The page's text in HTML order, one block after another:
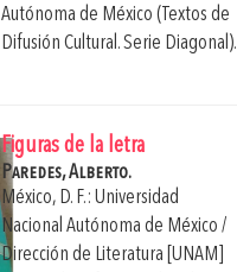
Autónoma de México (Textos de
Difusión Cultural. Serie Diagonal).
Figuras de la letra
Paredes, Alberto.
México, D. F.: Universidad
Nacional Autónoma de México /
Dirección de Literatura [UNAM]